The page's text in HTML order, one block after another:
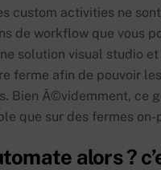
custom activities ne
de workflow que vous
solution visual studio et
ferme afin de pouvoir
Bien Ã©videmment, ce
que sur des fermes on-
alors ?